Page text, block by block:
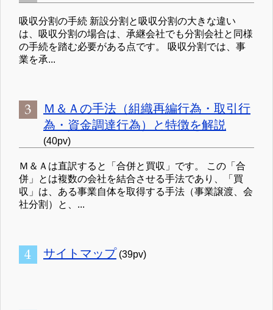
吸収分割の手続 新設分割と吸収分割の大きな違い
は、吸収分割の場合は、承継会社でも分割会社と同様
の手続を踏む必要がある点です。 吸収分割では、事
業を承...
Ｍ＆Ａの手法（組織再編行為・取引行
為・資金調達行為）と特徴を解説
(40pv)
Ｍ＆Ａは直訳すると「合併と買収」です。 この「合
併」とは複数の会社を結合させる手法であり、「買
収」は、ある事業自体を取得する手法（事業譲渡、会
社分割）と、...
サイトマップ (39pv)